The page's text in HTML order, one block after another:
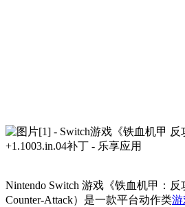
Nintendo Switch 游戏《铁血机甲：反
Counter-Attack）是一款平台动作类游